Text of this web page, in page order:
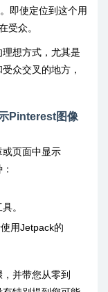
即使定位到这个用
受众。
想方式，尤其是
众交叉的地方，
Pinterest图像
页面中显示
。
用Jetpack的
并带您从零到